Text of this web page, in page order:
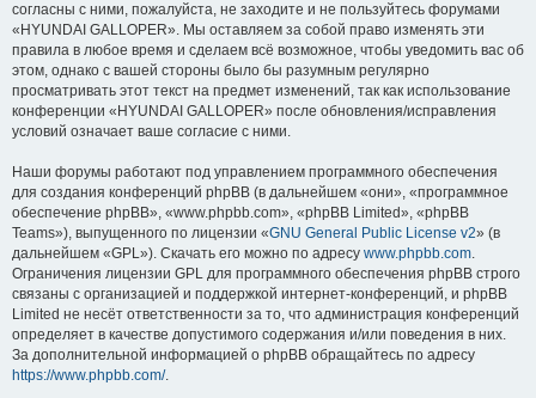
согласны с ними, пожалуйста, не заходите и не пользуйтесь форумами
«HYUNDAI GALLOPER». Мы оставляем за собой право изменять эти
правила в любое время и сделаем всё возможное, чтобы уведомить вас об
этом, однако с вашей стороны было бы разумным регулярно
просматривать этот текст на предмет изменений, так как использование
конференции «HYUNDAI GALLOPER» после обновления/исправления
условий означает ваше согласие с ними.
Наши форумы работают под управлением программного обеспечения
для создания конференций phpBB (в дальнейшем «они», «программное
обеспечение phpBB», «www.phpbb.com», «phpBB Limited», «phpBB
Teams»), выпущенного по лицензии «GNU General Public License v2» (в
дальнейшем «GPL»). Скачать его можно по адресу www.phpbb.com.
Ограничения лицензии GPL для программного обеспечения phpBB строго
связаны с организацией и поддержкой интернет-конференций, и phpBB
Limited не несёт ответственности за то, что администрация конференций
определяет в качестве допустимого содержания и/или поведения в них.
За дополнительной информацией о phpBB обращайтесь по адресу
https://www.phpbb.com/.